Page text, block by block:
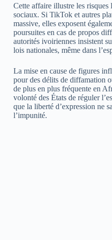
Cette affaire illustre les risques
sociaux. Si TikTok et autres
massive, elles exposent
poursuites en cas de propos
autorités ivoiriennes insistent
lois nationales, même dans
La mise en cause de figures
pour des délits de diffamation
de plus en plus fréquente en
volonté des États de réguler
que la liberté d’expression ne
l’impunité.